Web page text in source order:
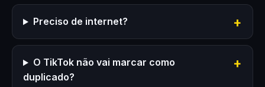
Preciso de internet?
O TikTok não vai marcar como
duplicado?